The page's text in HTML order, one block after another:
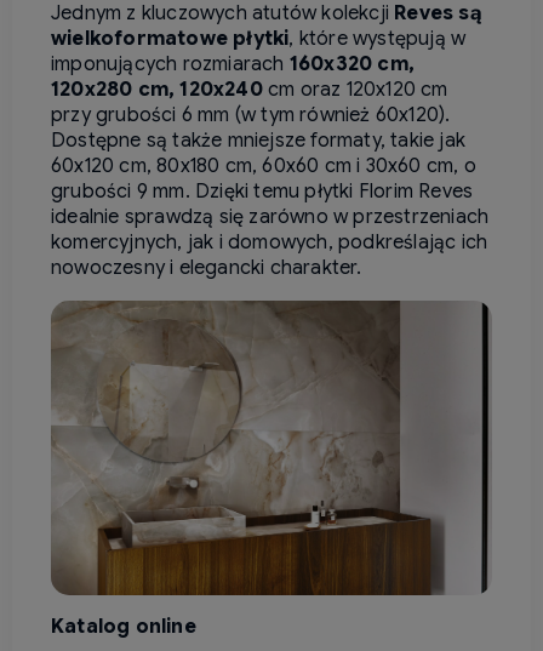
Jednym z kluczowych atutów kolekcji Reves są
wielkoformatowe płytki, które występują w
imponujących rozmiarach 160x320 cm,
120x280 cm, 120x240cm oraz 120x120 cm
przy grubości 6 mm (w tym również 60x120).
Dostępne są także mniejsze formaty, takie jak
60x120 cm, 80x180 cm, 60x60 cm i 30x60 cm, o
grubości 9 mm. Dzięki temu płytki Florim Reves
idealnie sprawdzą się zarówno w przestrzeniach
komercyjnych, jak i domowych, podkreślając ich
nowoczesny i elegancki charakter.
Katalog online